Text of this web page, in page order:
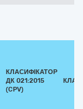
КЛАСИФІКАТОР
ДК 021:2015
(CPV)